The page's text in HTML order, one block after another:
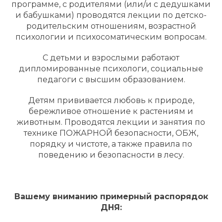
программе, с родителями (или/и с дедушками
и бабушками) проводятся лекции по детско-
родительским отношениям, возрастной
психологии и психосоматическим вопросам.
С детьми и взрослыми работают
дипломированные психологи, социальные
педагоги с высшим образованием.
Детям прививается любовь к природе,
бережливое отношение к растениям и
животным. Проводятся лекции и занятия по
технике ПОЖАРНОЙ безопасности, ОБЖ,
порядку и чистоте, а также правила по
поведению и безопасности в лесу.
Вашему вниманию примерный распорядок
ДНЯ: